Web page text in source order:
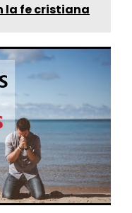
la fe cristiana